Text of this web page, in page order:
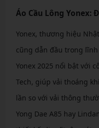
Áo Cầu Lông Yonex:
Yonex, thương hiệu
cũng dẫn đầu trong
Yonex 2025 nổi bật với
Tech, giúp vải thoáng
lần so với vải thông
Yong Dae A85 hay